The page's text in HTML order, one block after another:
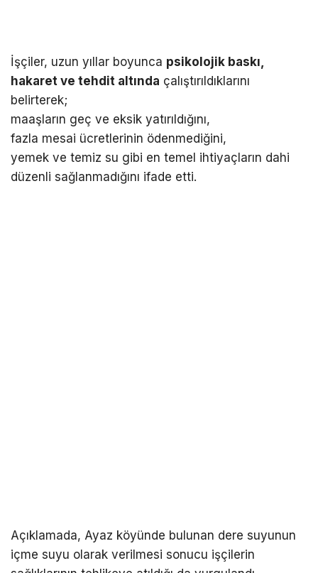
İşçiler, uzun yıllar boyunca psikolojik baskı,
hakaret ve tehdit altında çalıştırıldıklarını
belirterek;
maaşların geç ve eksik yatırıldığını,
fazla mesai ücretlerinin ödenmediğini,
yemek ve temiz su gibi en temel ihtiyaçların dahi
düzenli sağlanmadığını ifade etti.
Açıklamada, Ayaz köyünde bulunan dere suyunun
içme suyu olarak verilmesi sonucu işçilerin